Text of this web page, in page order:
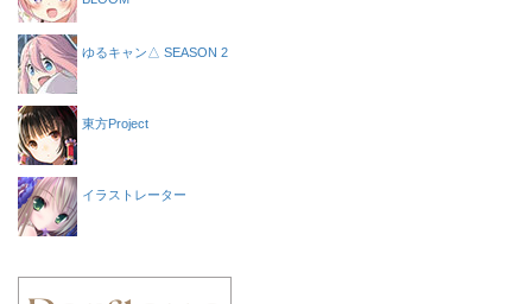
ゆるキャン△ SEASON 2
東方Project
イラストレーター